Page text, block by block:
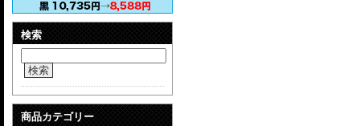
検索
検索
商品カテゴリー